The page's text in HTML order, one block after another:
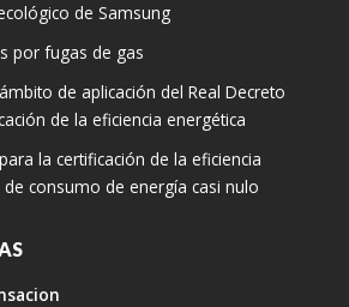
de Samsung
por fugas de gas
de aplicación del Real Decreto
de la eficiencia energética
la certificación de la eficiencia
consumo de energía casi nulo